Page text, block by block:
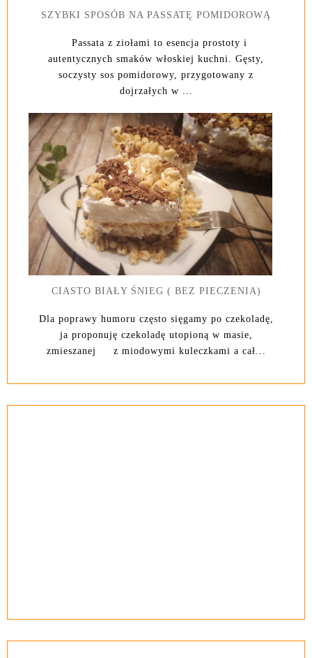
SZYBKI SPOSÓB NA PASSATĘ POMIDOROWĄ
Passata z ziołami to esencja prostoty i
autentycznych smaków włoskiej kuchni. Gęsty,
soczysty sos pomidorowy, przygotowany z
dojrzałych w ...
CIASTO BIAŁY ŚNIEG ( BEZ PIECZENIA)
Dla poprawy humoru często sięgamy po czekoladę,
ja proponuję czekoladę utopioną w masie,
zmieszanej z miodowymi kuleczkami a cał...